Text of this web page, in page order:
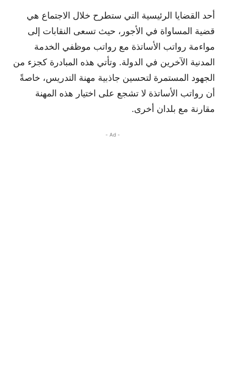
أحد القضايا الرئيسية التي ستطرح خلال الاجتماع هي
قضية المساواة في الأجور، حيث تسعى النقابات إلى
مواءمة رواتب الأساتذة مع رواتب موظفي الخدمة
المدنية الآخرين في الدولة. وتأتي هذه المبادرة كجزء من
الجهود المستمرة لتحسين جاذبية مهنة التدريس، خاصةً
أن رواتب الأساتذة لا تشجع على اختيار هذه المهنة
مقارنة مع بلدان أخرى.
- Ad -